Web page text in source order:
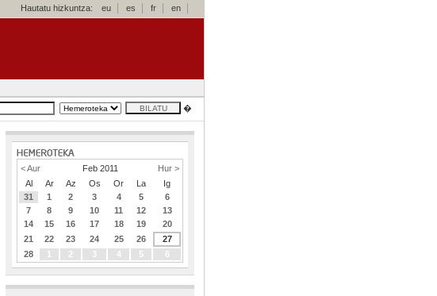
Hautatu hizkuntza: eu es fr en
�
< Aur Feb 2011
Hur >
Al
Ar Az Os Or La
Ig
31
1 2 3 4 5
6
7
8 9 10 11 12
13
14
15 16 17 18 19
20
21
22 23 24 25 26
27
28
1 2 3 4 5 6